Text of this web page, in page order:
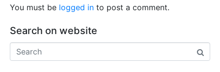
You must be logged in to post a comment.
Search on website